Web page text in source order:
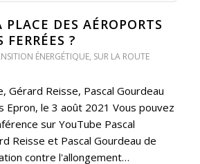
PLACE DES AÉROPORTS
FERRÉES ?
ÉNERGÉTIQUE, SUR LA ROUTE
Gérard Reisse, Pascal Gourdeau
Epron, le 3 août 2021 Vous pouvez
sur YouTube Pascal
Reisse et Pascal Gourdeau de
contre l'allongement…